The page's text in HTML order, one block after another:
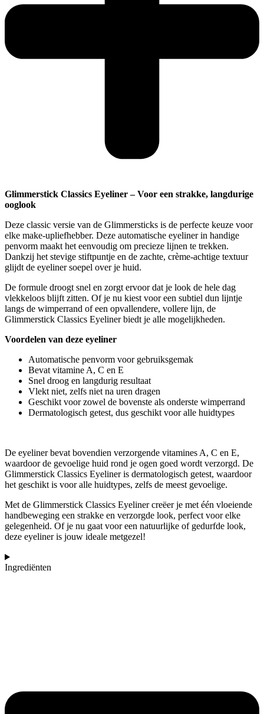
Glimmerstick Classics Eyeliner – Voor een strakke, langdurige
ooglook
Deze classic versie van de Glimmersticks is de perfecte keuze voor
elke make-upliefhebber. Deze automatische eyeliner in handige
penvorm maakt het eenvoudig om precieze lijnen te trekken.
Dankzij het stevige stiftpuntje en de zachte, crème-achtige textuur
glijdt de eyeliner soepel over je huid.
De formule droogt snel en zorgt ervoor dat je look de hele dag
vlekkeloos blijft zitten. Of je nu kiest voor een subtiel dun lijntje
langs de wimperrand of een opvallendere, vollere lijn, de
Glimmerstick Classics Eyeliner biedt je alle mogelijkheden.
Voordelen van deze eyeliner
Automatische penvorm voor gebruiksgemak
Bevat vitamine A, C en E
Snel droog en langdurig resultaat
Vlekt niet, zelfs niet na uren dragen
Geschikt voor zowel de bovenste als onderste wimperrand
Dermatologisch getest, dus geschikt voor alle huidtypes
De eyeliner bevat bovendien verzorgende vitamines A, C en E,
waardoor de gevoelige huid rond je ogen goed wordt verzorgd. De
Glimmerstick Classics Eyeliner is dermatologisch getest, waardoor
het geschikt is voor alle huidtypes, zelfs de meest gevoelige.
Met de Glimmerstick Classics Eyeliner creëer je met één vloeiende
handbeweging een strakke en verzorgde look, perfect voor elke
gelegenheid. Of je nu gaat voor een natuurlijke of gedurfde look,
deze eyeliner is jouw ideale metgezel!
Ingrediënten